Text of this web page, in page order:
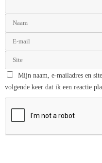
Mijn naam, e-mailadres en
volgende keer dat ik een reactie